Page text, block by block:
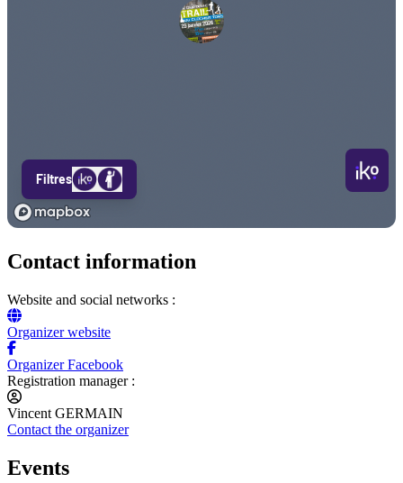
Contact information
Website and social networks :
Organizer website
Organizer Facebook
Registration manager :
Vincent GERMAIN
Contact the organizer
Events